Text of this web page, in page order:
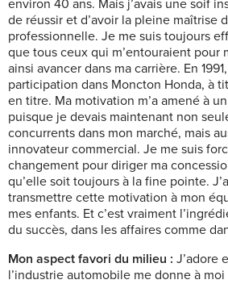
environ 40 ans. Mais j’avais une soif
de réussir et d’avoir la pleine maîtrise
professionnelle. Je me suis toujours
que tous ceux qui m’entouraient pour
ainsi avancer dans ma carrière. En
participation dans Moncton Honda, à
en titre. Ma motivation m’a amené à
puisque je devais maintenant non
concurrents dans mon marché, mais
innovateur commercial. Je me suis
changement pour diriger ma
qu’elle soit toujours à la fine pointe.
transmettre cette motivation à mon
mes enfants. Et c’est vraiment
du succès, dans les affaires comme
Mon aspect favori du milieu : J’adore
l’industrie automobile me donne à